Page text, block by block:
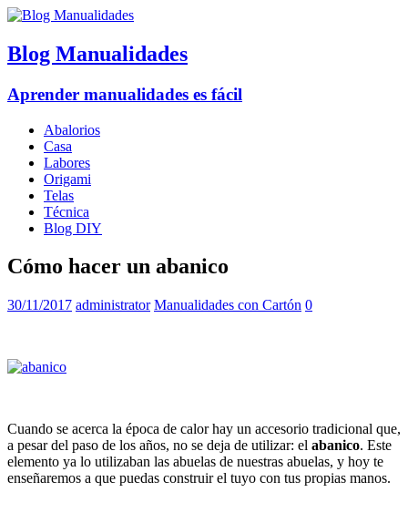
Blog Manualidades
Aprender manualidades es fácil
Abalorios
Casa
Labores
Origami
Telas
Técnica
Blog DIY
Cómo hacer un abanico
30/11/2017 administrator Manualidades con Cartón 0
Cuando se acerca la época de calor hay un accesorio tradicional que,
a pesar del paso de los años, no se deja de utilizar: el abanico. Este
elemento ya lo utilizaban las abuelas de nuestras abuelas, y hoy te
enseñaremos a que puedas construir el tuyo con tus propias manos.